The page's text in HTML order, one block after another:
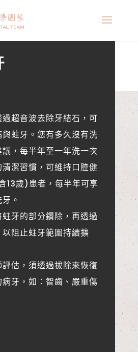
過超音波去除牙結石，可
蛀牙。 您有多久沒有洗
，每半年至一年洗一次
潔習慣，可維持口腔健
13歲)患者，每半年可享
。
蛀牙的部分鑽除，再透過
以阻止蛀牙範圍持續擴
評估，須透過拔除來恢復
牙，如： 智齒、嚴重傷